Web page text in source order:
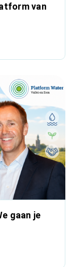
van
gaan je